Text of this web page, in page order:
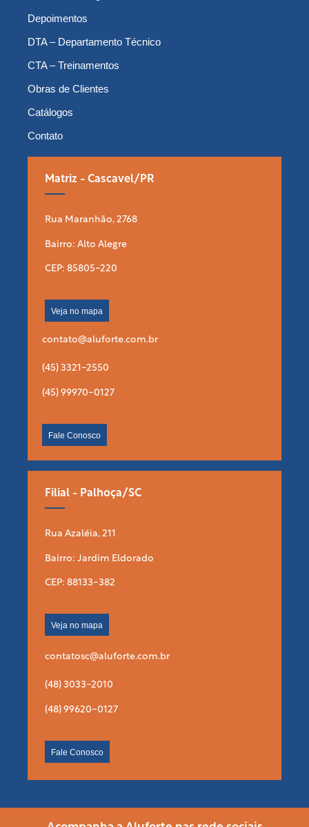
Depoimentos
DTA – Departamento Técnico
CTA – Treinamentos
Obras de Clientes
Catálogos
Contato
Matriz - Cascavel/PR
Rua Maranhão, 2768
Bairro: Alto Alegre
CEP: 85805-220
Veja no mapa
contato@aluforte.com.br
(45) 3321-2550
(45) 99970-0127
Fale Conosco
Filial - Palhoça/SC
Rua Azaléia, 211
Bairro: Jardim Eldorado
CEP: 88133-382
Veja no mapa
contatosc@aluforte.com.br
(48) 3033-2010
(48) 99620-0127
Fale Conosco